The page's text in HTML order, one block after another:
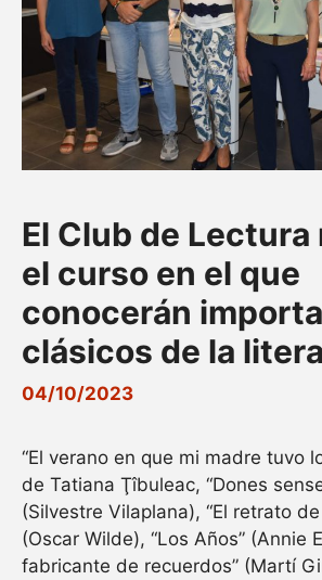
El Club de Lectura
el curso en el que
conocerán
clásicos de la
04/10/2023
“El verano en que mi madre tuvo
de Tatiana Ţîbuleac, “Dones
(Silvestre Vilaplana), “El retrato
(Oscar Wilde), “Los Años” (Annie
fabricante de recuerdos” (Martí